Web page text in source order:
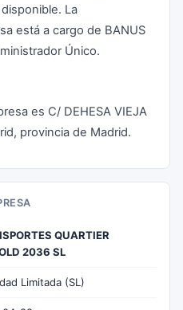
La
está a cargo de BANUS
Único.
es C/ DEHESA VIEJA
provincia de Madrid.
QUARTIER
2036 SL
Limitada (SL)